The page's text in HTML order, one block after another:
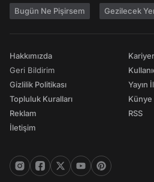
Bugün Ne Pişirsem Gezilecek
Hakkımızda
Geri Bildirim
Gizlilik Politikası
Topluluk Kuralları
Reklam
İletişim
Kariyer
Yayın
Künye
RSS